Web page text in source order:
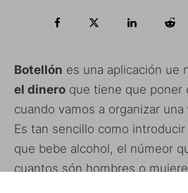
Botellón es una aplicación ue
el dinero que tiene que poner
cuando vamos a organizar una
Es tan sencillo como
que bebe alcohol, el númeor
cuantos són hombres o